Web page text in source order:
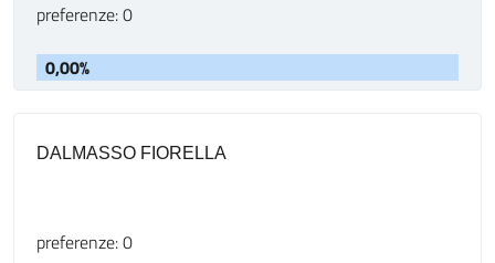
preferenze: 0
0,00%
DALMASSO FIORELLA
preferenze: 0